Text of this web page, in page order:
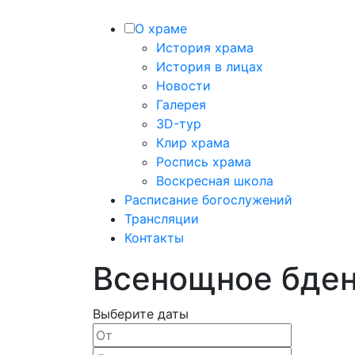
О храме
История храма
История в лицах
Новости
Галерея
3D-тур
Клир храма
Роспись храма
Воскресная школа
Расписание богослужений
Трансляции
Контакты
Всенощное
Выберите даты